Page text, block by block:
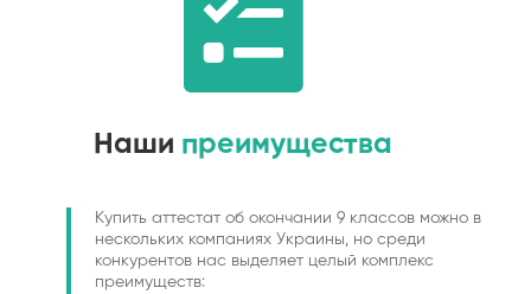
Наши преимущества
Купить аттестат об окончании 9 классов можно в
нескольких компаниях Украины, но среди
конкурентов нас выделяет целый комплекс
преимуществ: